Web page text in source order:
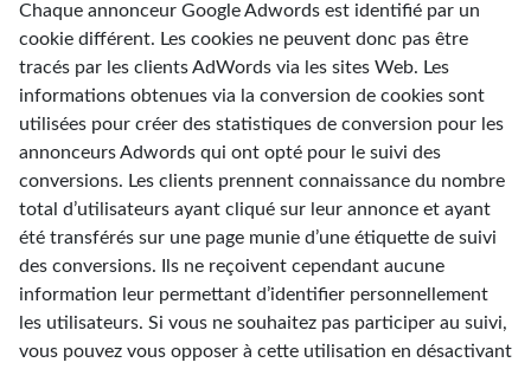
Chaque annonceur Google Adwords est identifié par un
cookie différent. Les cookies ne peuvent donc pas être
tracés par les clients AdWords via les sites Web. Les
informations obtenues via la conversion de cookies sont
utilisées pour créer des statistiques de conversion pour les
annonceurs Adwords qui ont opté pour le suivi des
conversions. Les clients prennent connaissance du nombre
total d’utilisateurs ayant cliqué sur leur annonce et ayant
été transférés sur une page munie d’une étiquette de suivi
des conversions. Ils ne reçoivent cependant aucune
information leur permettant d’identifier personnellement
les utilisateurs. Si vous ne souhaitez pas participer au suivi,
vous pouvez vous opposer à cette utilisation en désactivant